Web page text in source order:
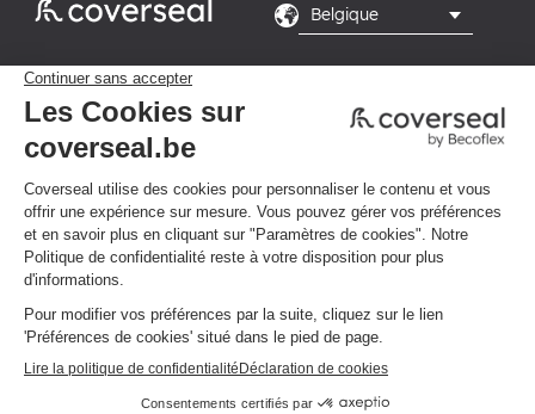

Rte du Grand Peuplier
8, 7110 La Louvière
8h-16h
Politique de confidentialité
Conditions générales
Cliquez ici pour modifier vos préférences en